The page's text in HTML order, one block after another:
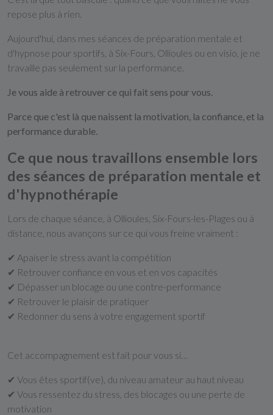
repose plus à rien.
Aujourd'hui, dans mes séances de préparation mentale et
d'hypnose pour sportifs, à Six-Fours, Ollioules ou en visio, je ne
travaille pas seulement sur la performance.
Je vous aide à retrouver ce qui fait sens pour vous.
Parce que c'est là que naissent la motivation, la confiance, et la
performance durable.
Ce que nous travaillons ensemble lors
des séances de préparation mentale et
d'hypnothérapie
Lors de chaque séance, à Ollioules, Six-Fours-les-Plages ou à
distance, nous avançons sur ce qui vous freine vraiment :
✔ Apaiser le stress avant la compétition
✔ Retrouver confiance en vous et en vos capacités
✔ Dépasser un blocage ou une contre-performance
✔ Retrouver le plaisir de pratiquer
✔ Redonner du sens à votre engagement sportif
Cet accompagnement est fait pour vous si…
✔ Vous êtes sportif(ve), du niveau amateur au haut niveau
✔ Vous ressentez du stress, des blocages ou une perte de
motivation